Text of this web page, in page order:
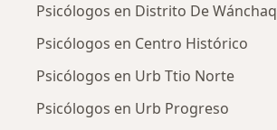
Psicólogos en Distrito De Wánchaq
Psicólogos en Centro Histórico
Psicólogos en Urb Ttio Norte
Psicólogos en Urb Progreso